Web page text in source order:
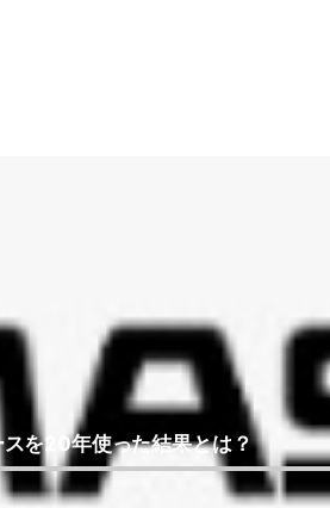
を20年使った結果とは？